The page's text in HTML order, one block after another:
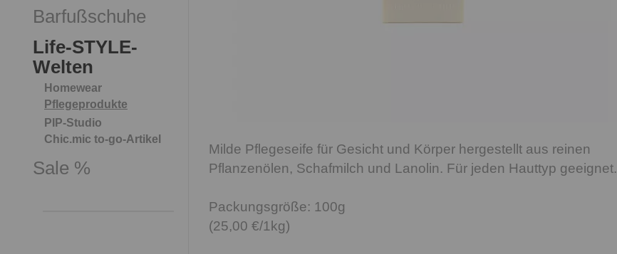
Barfußschuhe
Life-STYLE-
Welten
Homewear
Pflegeprodukte
PIP-Studio
Chic.mic to-go-Artikel
Sale %
Milde Pflegeseife für Gesicht und Körper hergestellt aus reinen
Pflanzenölen, Schafmilch und Lanolin. Für jeden Hauttyp geeignet.
Packungsgröße: 100g
(25,00 €/1kg)